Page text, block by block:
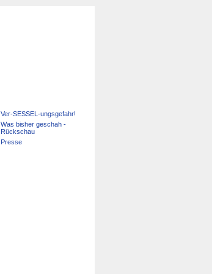
Navigation
überspringen
Ver-SESSEL-ungsgefahr!
Was bisher geschah -
Rückschau
Presse